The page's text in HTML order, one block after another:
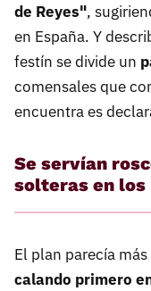
de Reyes",
en España. Y
festín se divide un
comensales que
encuentra es
Se servían
solteras en
El plan parecía
calando primero